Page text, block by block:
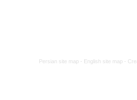
Persian site map - English site map -